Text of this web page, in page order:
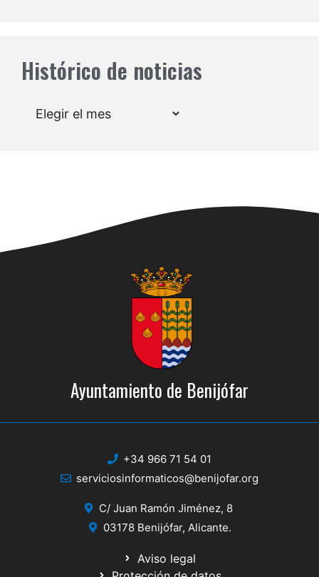
Histórico de noticias
Archivos
Ayuntamiento de Benijófar
+34 966 71 54 01
serviciosinformaticos@benijofar.org
C/ Juan Ramón Jiménez, 8
03178 Benijófar, Alicante.
Aviso legal